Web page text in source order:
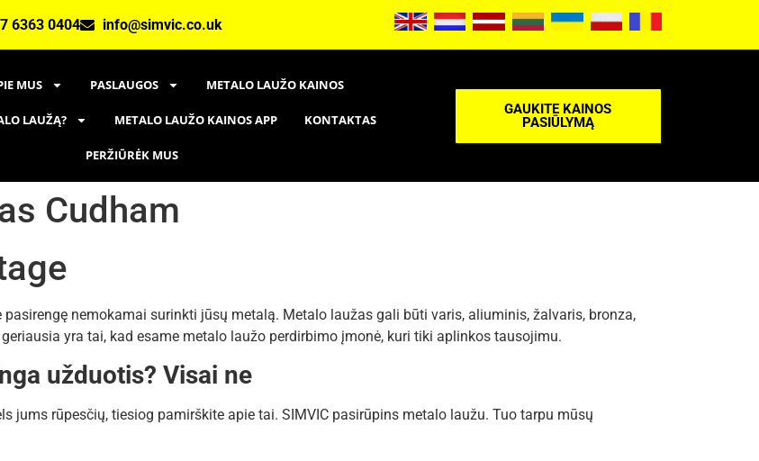
6363 0404 info@simvic.co.uk
MUS PASLAUGOS METALO LAUŽO KAINOS
LAUŽĄ? METALO LAUŽO KAINOS APP KONTAKTAS
PERŽIŪRĖK MUS
GAUKITE KAINOS
PASIŪLYMĄ
Cudham
nemokamai surinkti jūsų metalą. Metalo laužas gali būti varis, aliuminis, žalvaris, bronza,
yra tai, kad esame metalo laužo perdirbimo įmonė, kuri tiki aplinkos tausojimu.
užduotis? Visai ne
jums rūpesčių, tiesiog pamirškite apie tai. SIMVIC pasirūpins metalo laužu. Tuo tarpu mūsų